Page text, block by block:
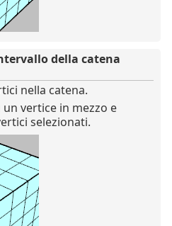
della catena
nella catena.
un vertice in mezzo e
selezionati.